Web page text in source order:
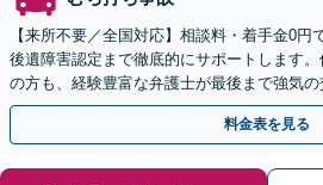
【来所不要／全国対応】相談料・着手金0円
後遺障害認定まで徹底的にサポートします
の方も、経験豊富な弁護士が最後まで強気
13拠点】お気軽にご相談ください。
料金表を見る